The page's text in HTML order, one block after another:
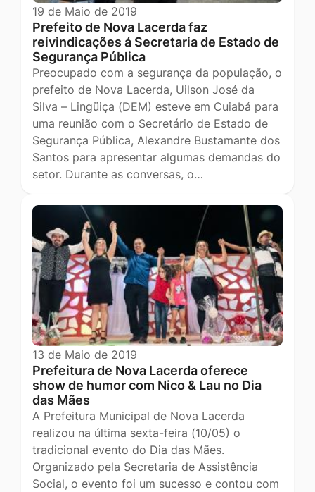
19 de Maio de 2019
Prefeito de Nova Lacerda faz
reivindicações á Secretaria de Estado de
Segurança Pública
Preocupado com a segurança da população, o
prefeito de Nova Lacerda, Uilson José da
Silva – Lingüiça (DEM) esteve em Cuiabá para
uma reunião com o Secretário de Estado de
Segurança Pública, Alexandre Bustamante dos
Santos para apresentar algumas demandas do
setor. Durante as conversas, o…
13 de Maio de 2019
Prefeitura de Nova Lacerda oferece
show de humor com Nico & Lau no Dia
das Mães
A Prefeitura Municipal de Nova Lacerda
realizou na última sexta-feira (10/05) o
tradicional evento do Dia das Mães.
Organizado pela Secretaria de Assistência
Social, o evento foi um sucesso e contou com